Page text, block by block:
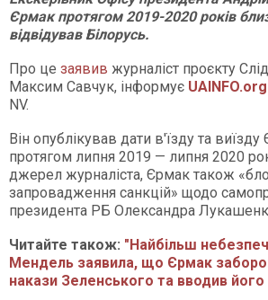
Єрмак протягом 2019-2020 років
відвідував Білорусь.
Про це заявив журналіст проєкту
Максим Савчук, інформує UAINFO.org
NV.
Він опублікував дати в'їзду та
протягом липня 2019 — липня 2020
джерел журналіста, Єрмак також
запровадження санкцій» щодо
президента РБ Олександра
Читайте також: "Найбільш
Мендель заявила, що Єрмак
накази Зеленського та вводив